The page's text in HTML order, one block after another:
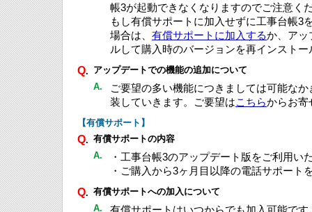
帳3が起動できなくなりますのでご注意く
もし有償サポートに加入せずに工事台帳3
場合は、 有償サポートに加入するか、アッ
ルして購入時のバージョンを再インスト
Q. アップデートでの機能の追加について
A.
ご要望の多い機能につきましては可能な
装していきます。ご要望はこちらからお寄
【有償サポート】
Q. 有償サポートの内容
A.
・工事台帳3のアップデート版をご利用い
・ご購入から3ヶ月目以降の電話サポート
Q. 有償サポートへの加入について
A.
有償サポートはいつからでも加入可能で